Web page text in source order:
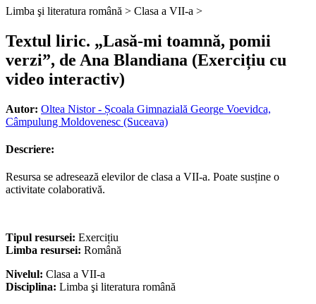
Limba şi literatura română > Clasa a VII-a >
Textul liric. „Lasă-mi toamnă, pomii
verzi”, de Ana Blandiana (Exercițiu cu
video interactiv)
Autor: Oltea Nistor - Școala Gimnazială George Voevidca,
Câmpulung Moldovenesc (Suceava)
Descriere:
Resursa se adresează elevilor de clasa a VII-a. Poate susține o
activitate colaborativă.
Tipul resursei: Exercițiu
Limba resursei: Română
Nivelul: Clasa a VII-a
Disciplina: Limba şi literatura română